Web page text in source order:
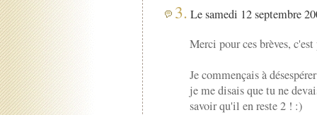
3. Le samedi 12 septembre
Merci pour ces brèves,
Je commençais à
je me disais que tu ne
savoir qu'il en reste 2 ! :)